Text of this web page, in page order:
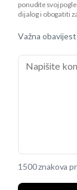
ponudite svoj
dijalog i obogatiti
Važna obavijest
1500 znakova